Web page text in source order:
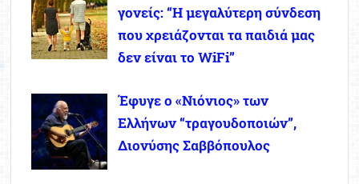
γονείς: “Η μεγαλύτερη σύνδεση
που χρειάζονται τα παιδιά μας
δεν είναι το WiFi”
Έφυγε ο «Νιόνιος» των
Ελλήνων “τραγουδοποιών”,
Διονύσης Σαββόπουλος